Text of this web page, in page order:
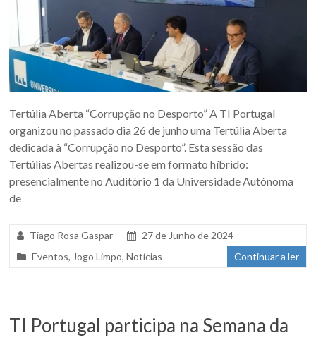
Tertúlia Aberta “Corrupção no Desporto” A TI Portugal
organizou no passado dia 26 de junho uma Tertúlia Aberta
dedicada à “Corrupção no Desporto”. Esta sessão das
Tertúlias Abertas realizou-se em formato híbrido:
presencialmente no Auditório 1 da Universidade Autónoma
de
Tiago Rosa Gaspar
27 de Junho de 2024
Eventos, Jogo Limpo,Notícias Continuar a ler
TI Portugal participa na Semana da